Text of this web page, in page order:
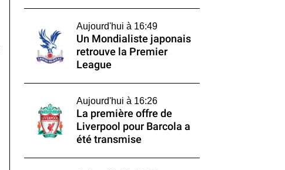
Aujourd'hui à 16:49
Un Mondialiste japonais
retrouve la Premier
League
Aujourd'hui à 16:26
La première offre de
Liverpool pour Barcola a
été transmise